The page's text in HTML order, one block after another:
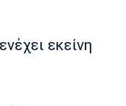
εκείνη